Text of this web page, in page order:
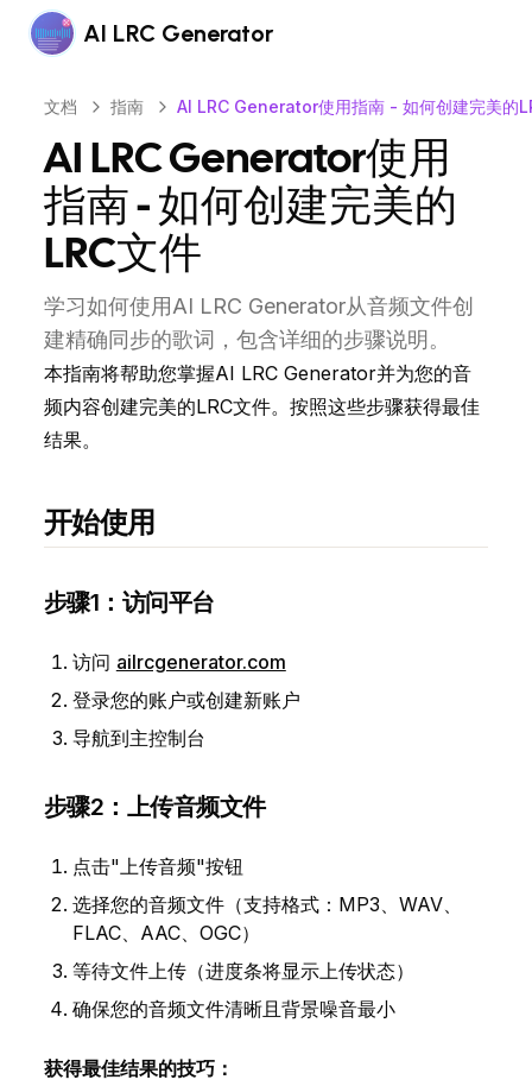
AI LRC Generator
文档 指南 AI LRC Generator使用指南 - 如何创建完美的
AI LRC Generator使用
指南 - 如何创建完美的
LRC文件
学习如何使用AI LRC Generator从音频文件创
建精确同步的歌词，包含详细的步骤说明。
本指南将帮助您掌握AI LRC Generator并为您的音
频内容创建完美的LRC文件。按照这些步骤获得最佳
结果。
开始使用
步骤1：访问平台
访问 ailrcgenerator.com
登录您的账户或创建新账户
导航到主控制台
步骤2：上传音频文件
点击"上传音频"按钮
选择您的音频文件（支持格式：MP3、WAV、
FLAC、AAC、OGC）
等待文件上传（进度条将显示上传状态）
确保您的音频文件清晰且背景噪音最小
获得最佳结果的技巧：